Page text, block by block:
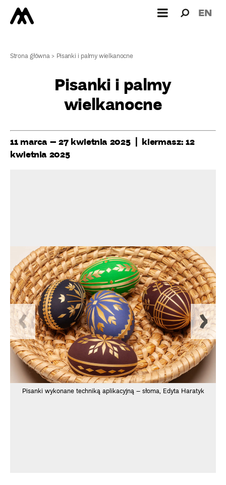
dla: EN
Strona główna> Pisanki i palmy wielkanocne
Pisanki i palmy
wielkanocne
11 marca – 27 kwietnia 2025 | kiermasz: 12
kwietnia 2025
Pisanki wykonane techniką aplikacyjną – słoma, Edyta Haratyk